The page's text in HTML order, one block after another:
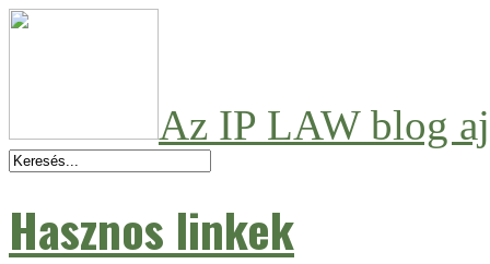
Az IP LAW blog
Hasznos linkek